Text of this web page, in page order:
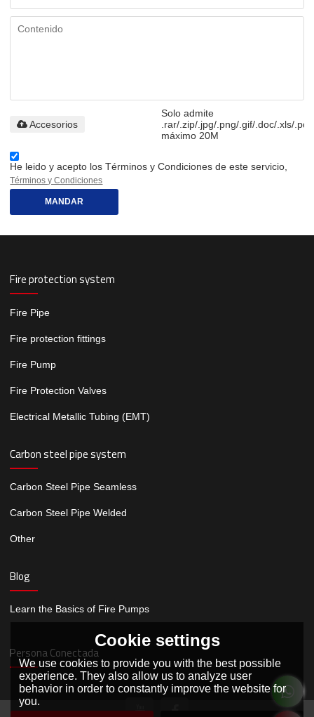
Solo admite
.rar/.zip/.jpg/.png/.gif/.doc/.xls/.pdf,
máximo 20M
Accesorios
He leido y acepto los Términos y Condiciones de este servicio,
Términos y Condiciones
MANDAR
Fire protection system
Fire Pipe
Fire protection fittings
Fire Pump
Fire Protection Valves
Electrical Metallic Tubing (EMT)
Carbon steel pipe system
Carbon Steel Pipe Seamless
Carbon Steel Pipe Welded
Other
Blog
Learn the Basics of Fire Pumps
Persona Conectada
Cookie settings
We use cookies to provide you with the best possible
experience. They also allow us to analyze user
behavior in order to constantly improve the website for
you.